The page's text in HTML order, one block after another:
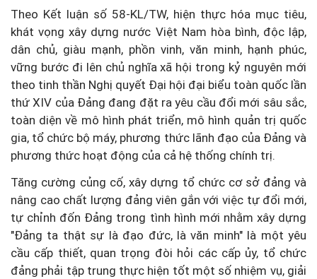
Theo Kết luận số 58-KL/TW, hiện thực hóa mục tiêu,
khát vọng xây dựng nước Việt Nam hòa bình, độc lập,
dân chủ, giàu mạnh, phồn vinh, văn minh, hạnh phúc,
vững bước đi lên chủ nghĩa xã hội trong kỷ nguyên mới
theo tinh thần Nghị quyết Đại hội đại biểu toàn quốc lần
thứ XIV của Đảng đang đặt ra yêu cầu đổi mới sâu sắc,
toàn diện về mô hình phát triển, mô hình quản trị quốc
gia, tổ chức bộ máy, phương thức lãnh đạo của Đảng và
phương thức hoạt động của cả hệ thống chính trị.
Tăng cường củng cố, xây dựng tổ chức cơ sở đảng và
nâng cao chất lượng đảng viên gắn với việc tự đổi mới,
tự chỉnh đốn Đảng trong tình hình mới nhằm xây dựng
"Đảng ta thật sự là đạo đức, là văn minh" là một yêu
cầu cấp thiết, quan trọng đòi hỏi các cấp ủy, tổ chức
đảng phải tập trung thực hiện tốt một số nhiệm vụ, giải